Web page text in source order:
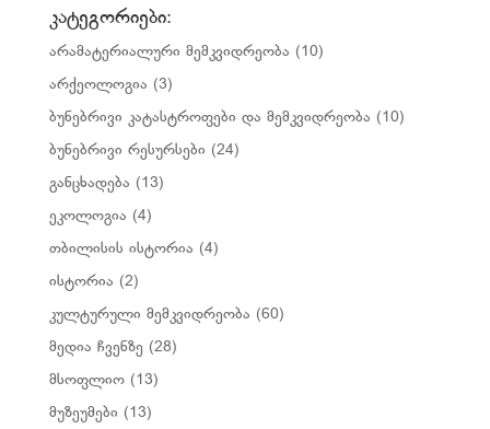
კატეგორიები:
არამატერიალური მემკვიდრეობა (10)
არქეოლოგია (3)
ბუნებრივი კატასტროფები და მემკვიდრეობა (10)
ბუნებრივი რესურსები (24)
განცხადება (13)
ეკოლოგია (4)
თბილისის ისტორია (4)
ისტორია (2)
კულტურული მემკვიდრეობა (60)
მედია ჩვენზე (28)
მსოფლიო(13)
მუზეუმები (13)